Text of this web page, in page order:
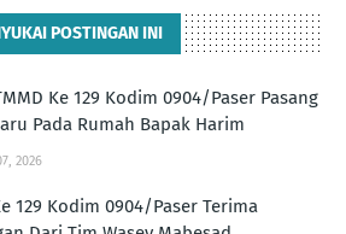
POSTINGAN INI
Ke 129 Kodim 0904/Paser Pasang
Pada Rumah Bapak Harim
2026
129 Kodim 0904/Paser Terima